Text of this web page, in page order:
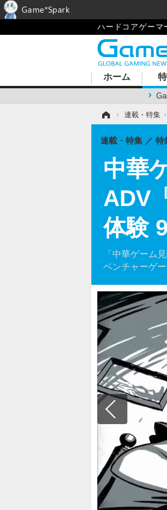
ハードコアゲーマ
ホーム
› 連載・特集 ›
中華
ADV
体験
「中華ゲーム
ベンチャーゲ
連載・特集 特
Game*Spark